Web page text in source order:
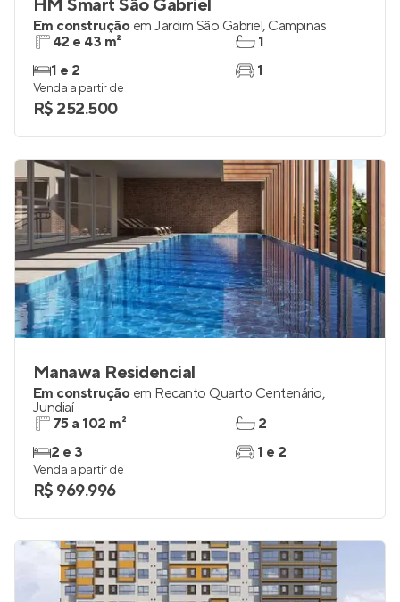
HM Smart São Gabriel
Em construção em Jardim São Gabriel, Campinas
42 e 43 m²
1 e 2
1
1
Venda a partir de
R$ 252.500
Manawa Residencial
Em construção em Recanto Quarto Centenário,
Jundiaí
75 a 102 m²
2 e 3
2
1 e 2
Venda a partir de
R$ 969.996